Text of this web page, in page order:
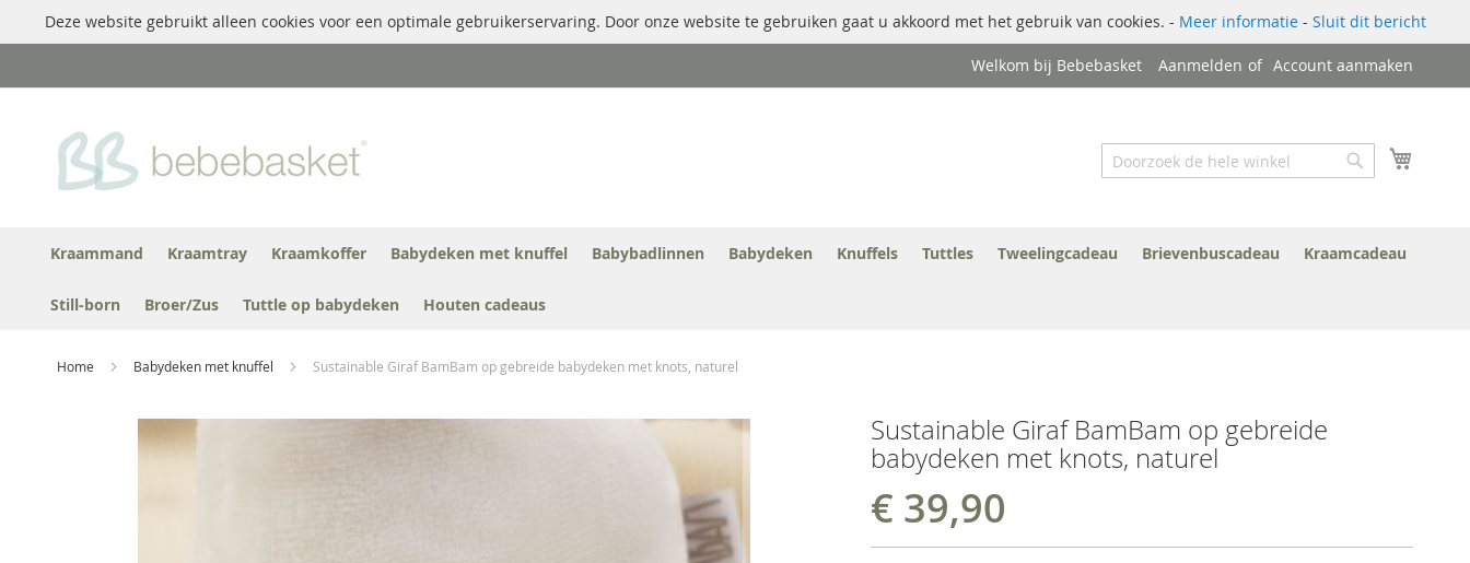
Deze website gebruikt alleen cookies voor een optimale gebruikerservaring. Door onze website te gebruiken gaat u akkoord met het gebruik van cookies. - Meer informatie- Sluit dit bericht
naar
inhoud
Welkom bij Bebebasket Aanmelden Account aanmaken
Zoek
Zoek
Kraammand Kraamtray Kraamkoffer Babydeken met knuffel Babybadlinnen Babydeken Knuffels Tuttles Tweelingcadeau Brievenbuscadeau Kraamcadeau
Still-born Broer/Zus Tuttle op babydeken Houten cadeaus
Home Babydeken met knuffel Sustainable Giraf BamBam op gebreide babydeken met knots, naturel
Sustainable Giraf BamBam op gebreide
babydeken met knots, naturel
€ 39,90